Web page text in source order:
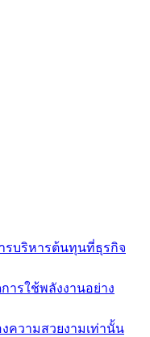
รบริหารต้นทุนที่ธุรกิจ
ารใช้พลังงานอย่าง
งความสวยงามเท่านั้น